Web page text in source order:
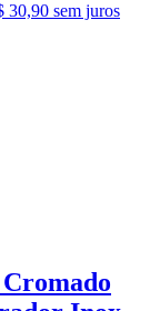
30,90 sem juros